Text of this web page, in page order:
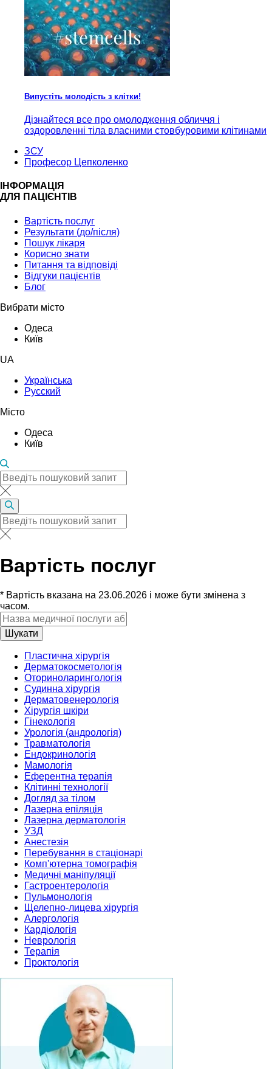
Випустіть молодість з клітки!
Дізнайтеся все про омолодження обличчя і
оздоровленні тіла власними стовбуровими клітинами
ЗСУ
Професор Цепколенко
ІНФОРМАЦІЯ
ДЛЯ ПАЦІЄНТІВ
Вартість послуг
Результати (до/після)
Пошук лікаря
Корисно знати
Питання та відповіді
Відгуки пацієнтів
Блог
Вибрати місто
Одеса
Київ
UA
Українська
Русский
Місто
Одеса
Київ
Вартість послуг
* Вартість вказана на 23.06.2026 і може бути змінена з
часом.
Шукати
Пластична хірургія
Дерматокосметологія
Оториноларингологія
Судинна хірургія
Дерматовенерологія
Хірургія шкіри
Гінекологія
Урологія (андрологія)
Травматологія
Ендокринологія
Мамологія
Еферентна терапія
Клітинні технології
Догляд за тілом
Лазерна епіляція
Лазерна дерматологія
УЗД
Анестезія
Перебування в стаціонарі
Комп'ютерна томографія
Медичні маніпуляції
Гастроентерологія
Пульмонологія
Щелепно-лицева хірургія
Алергологія
Кардіологія
Неврологія
Терапія
Проктологія